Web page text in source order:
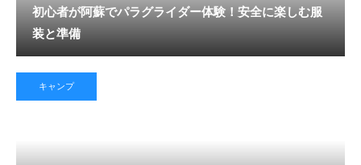
初心者が阿蘇でパラグライダー体験！安全に楽しむ服
装と準備
キャンプ